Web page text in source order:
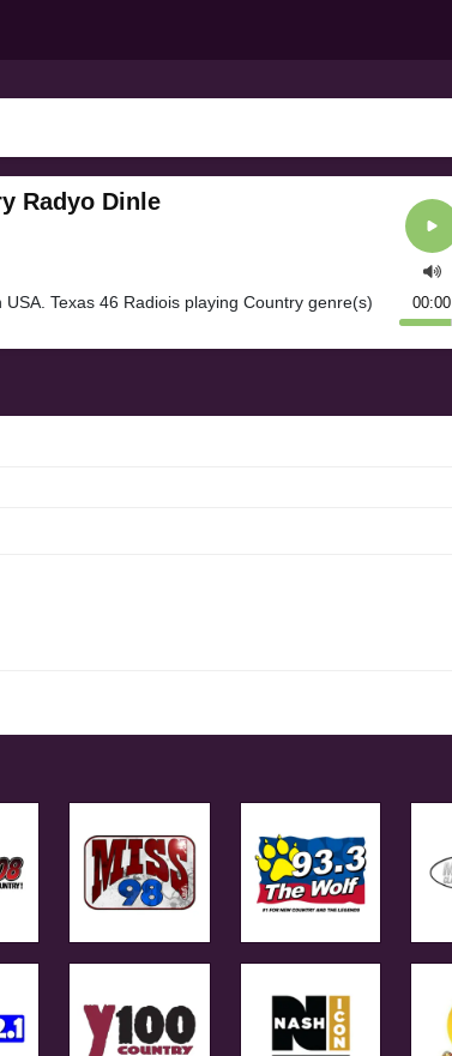
Radyo Dinle
Texas 46 Radiois playing Country genre(s)
00:00